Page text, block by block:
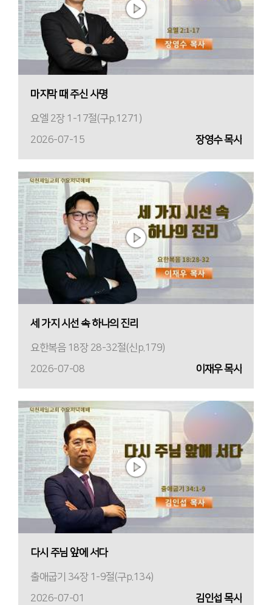
마지막 때 주신 사명
요엘 2장 1-17절(구p.1271)
2026-07-15
장영수 목사
세 가지 시선 속 하나의 진리
요한복음 18장 28-32절(신p.179)
2026-07-08
이재우 목사
다시 주님 앞에 서다
출애굽기 34장 1-9절(구p.134)
2026-07-01
김인섭 목사